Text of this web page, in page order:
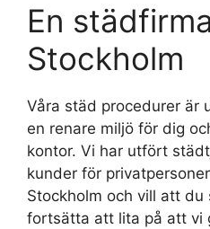
En
Stockholm
Våra städ procedurer är
en renare miljö för dig
kontor. Vi har utfört
kunder för
Stockholm och vill att
fortsätta att lita på att vi